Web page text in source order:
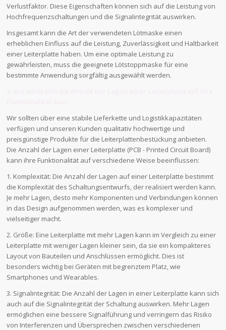
Verlustfaktor. Diese Eigenschaften können sich auf die Leistung von
Hochfrequenzschaltungen und die Signalintegrität auswirken.
Insgesamt kann die Art der verwendeten Lötmaske einen
erheblichen Einfluss auf die Leistung, Zuverlässigkeit und Haltbarkeit
einer Leiterplatte haben. Um eine optimale Leistung zu
gewährleisten, muss die geeignete Lötstoppmaske für eine
bestimmte Anwendung sorgfältig ausgewählt werden.
Wir sollten über eine stabile Lieferkette und Logistikkapazitäten
verfügen und unseren Kunden qualitativ hochwertige und
preisgünstige Produkte für die Leiterplattenbestückung anbieten.
Die Anzahl der Lagen einer Leiterplatte (PCB - Printed Circuit Board)
kann ihre Funktionalität auf verschiedene Weise beeinflussen:
1. Komplexität: Die Anzahl der Lagen auf einer Leiterplatte bestimmt
die Komplexität des Schaltungsentwurfs, der realisiert werden kann.
Je mehr Lagen, desto mehr Komponenten und Verbindungen können
in das Design aufgenommen werden, was es komplexer und
vielseitiger macht.
2. Größe: Eine Leiterplatte mit mehr Lagen kann im Vergleich zu einer
Leiterplatte mit weniger Lagen kleiner sein, da sie ein kompakteres
Layout von Bauteilen und Anschlüssen ermöglicht. Dies ist
besonders wichtig bei Geräten mit begrenztem Platz, wie
Smartphones und Wearables.
3. Signalintegrität: Die Anzahl der Lagen in einer Leiterplatte kann sich
auch auf die Signalintegrität der Schaltung auswirken. Mehr Lagen
ermöglichen eine bessere Signalführung und verringern das Risiko
von Interferenzen und Übersprechen zwischen verschiedenen